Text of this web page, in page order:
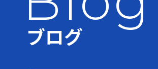
ブログ